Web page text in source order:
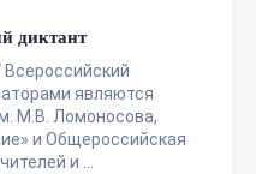
диктант
Всероссийский
являются
М.В. Ломоносова,
и Общероссийская
и ...